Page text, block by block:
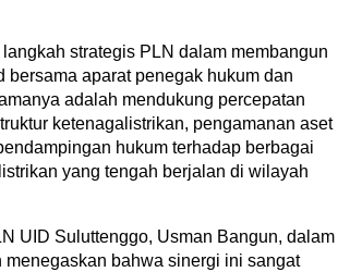
strategis PLN dalam membangun
bersama aparat penegak hukum dan
adalah mendukung percepatan
ketenagalistrikan, pengamanan aset
hukum terhadap berbagai
yang tengah berjalan di wilayah
UID Suluttenggo, Usman Bangun, dalam
menegaskan bahwa sinergi ini sangat